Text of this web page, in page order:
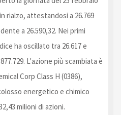
rialzo, attestandosi a 26.769
a 26.590,32. Nei primi
ha oscillato tra 26.617 e
L'azione più scambiata è
Corp Class H (0386),
energetico e chimico
milioni di azioni.